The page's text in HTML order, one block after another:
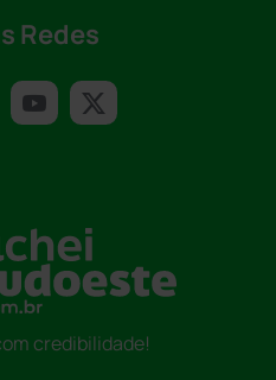
Redes
credibilidade!